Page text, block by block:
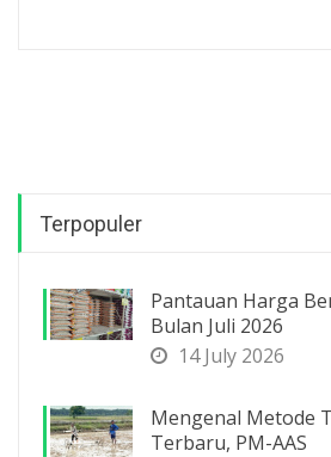
Terpopuler
Pantauan Harga
Bulan Juli 2026
14 July 2026
Mengenal Metode
Terbaru, PM-AAS